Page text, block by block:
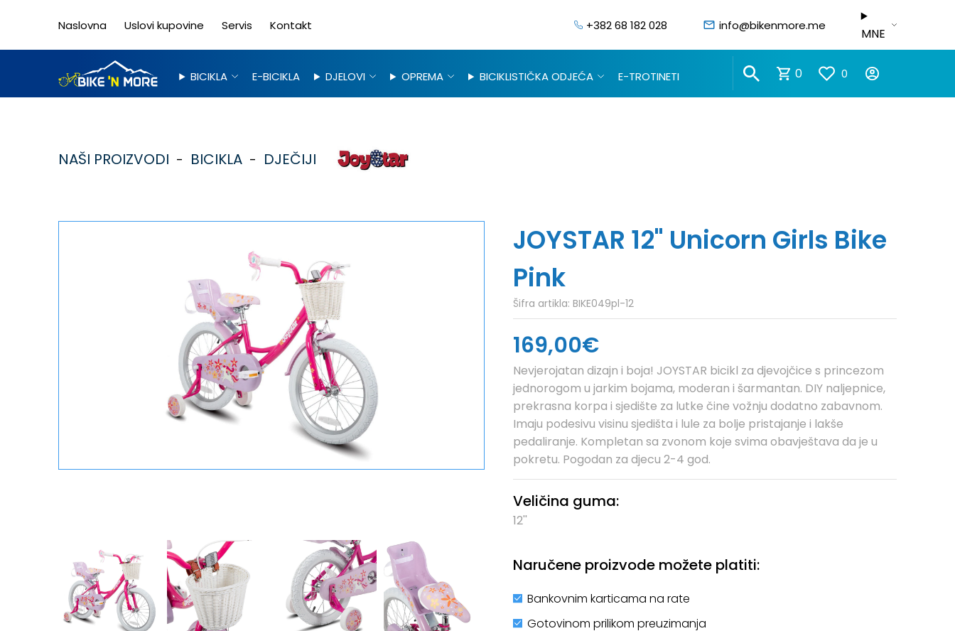
Naslovna Uslovi kupovine Servis Kontakt +382 68 182 028 info@bikenmore.me
MNE
BICIKLA E-BICIKLA DJELOVI OPREMA BICIKLISTIČKA ODJEĆA E-TROTINETI 0 0
NAŠI PROIZVODI BICIKLA DJEČIJI
JOYSTAR 12" Unicorn Girls Bike
Pink
Šifra artikla: BIKE049pl-12
169,00€
Nevjerojatan dizajn i boja! JOYSTAR bicikl za djevojčice s princezom
jednorogom u jarkim bojama, moderan i šarmantan. DIY naljepnice,
prekrasna korpa i sjedište za lutke čine vožnju dodatno zabavnom.
Imaju podesivu visinu sjedišta i lule za bolje pristajanje i lakše
pedaliranje. Kompletan sa zvonom koje svima obavještava da je u
pokretu. Pogodan za djecu 2-4 god.
Veličina guma:
12''
Naručene proizvode možete platiti:
Bankovnim karticama na rate
Gotovinom prilikom preuzimanja